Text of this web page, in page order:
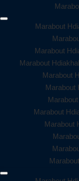
Marabout
Marabout
Marabout
Marabout
Marabout
Marabout
Marabout